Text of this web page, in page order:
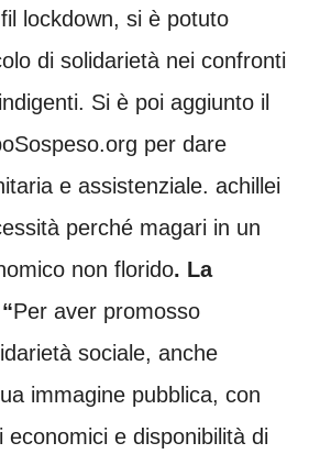
lockdown, si è potuto
di solidarietà nei confronti
Si è poi aggiunto il
per dare
e assistenziale. achillei
perché magari in un
non florido. La
Per aver promosso
sociale, anche
immagine pubblica, con
economici e disponibilità di